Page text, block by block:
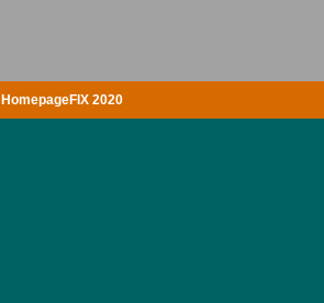
HomepageFIX 2020